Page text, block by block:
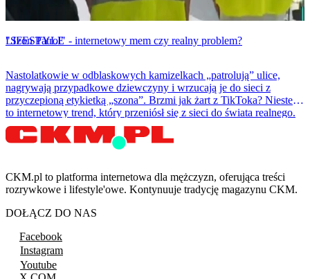
LIFESTYLE
"Szon Patrol" - internetowy mem czy realny problem?
Nastolatkowie w odblaskowych kamizelkach „patrolują” ulice,
nagrywają przypadkowe dziewczyny i wrzucają je do sieci z
przyczepioną etykietką „szona”. Brzmi jak żart z TikToka? Niestety
to internetowy trend, który przeniósł się z sieci do świata realnego.
CKM.pl to platforma internetowa dla mężczyzn, oferująca treści
rozrywkowe i lifestyle'owe. Kontynuuje tradycję magazynu CKM.
DOŁĄCZ DO NAS
Facebook
Instagram
Youtube